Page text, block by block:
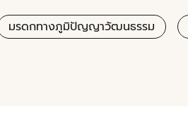
มรดกทางภูมิปัญญาวัฒนธรรม